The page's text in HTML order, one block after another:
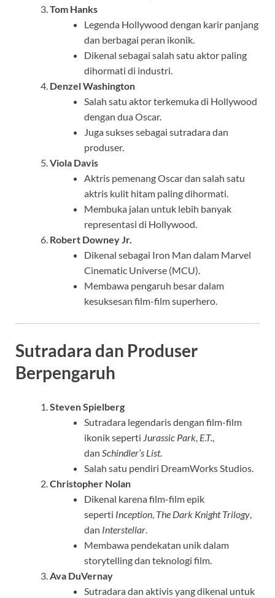
Tom Hanks
Legenda Hollywood dengan karir panjang
dan berbagai peran ikonik.
Dikenal sebagai salah satu aktor paling
dihormati di industri.
Denzel Washington
Salah satu aktor terkemuka di Hollywood
dengan dua Oscar.
Juga sukses sebagai sutradara dan
produser.
Viola Davis
Aktris pemenang Oscar dan salah satu
aktris kulit hitam paling dihormati.
Membuka jalan untuk lebih banyak
representasi di Hollywood.
Robert Downey Jr.
Dikenal sebagai Iron Man dalam Marvel
Cinematic Universe (MCU).
Membawa pengaruh besar dalam
kesuksesan film-film superhero.
Sutradara dan Produser
Berpengaruh
Steven Spielberg
Sutradara legendaris dengan film-film
ikonik seperti Jurassic Park, E.T.,
dan Schindler’s List.
Salah satu pendiri DreamWorks Studios.
Christopher Nolan
Dikenal karena film-film epik
seperti Inception, The Dark Knight Trilogy,
dan Interstellar.
Membawa pendekatan unik dalam
storytelling dan teknologi film.
Ava DuVernay
Sutradara dan aktivis yang dikenal untuk